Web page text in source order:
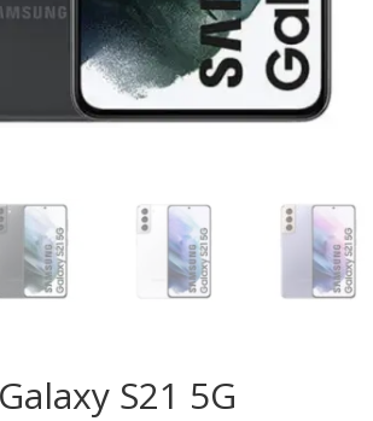
S21 5G